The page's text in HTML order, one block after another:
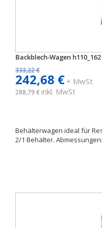
Backblech-Wagen h110_162
333,22 €
242,68 €+ MwSt
288,79 € inkl. MwSt
Behälterwagen ideal für
2/1 Behälter. Abmessungen: